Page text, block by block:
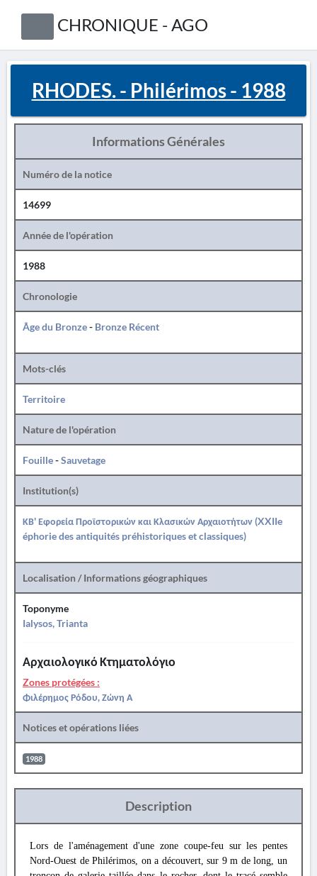
CHRONIQUE - AGO
RHODES. - Philérimos - 1988
Informations Générales
Numéro de la notice
14699
Année de l'opération
1988
Chronologie
Âge du Bronze- Bronze Récent
Mots-clés
Territoire
Nature de l'opération
Fouille-Sauvetage
Institution(s)
ΚΒ' Εφορεία Προϊστορικών και Κλασικών Αρχαιοτήτων (XXIIe
éphorie des antiquités préhistoriques et classiques)
Localisation / Informations géographiques
Toponyme
Ialysos, Trianta
Αρχαιολογικό Κτηματολόγιο
Zones protégées :
Φιλέρημος Ρόδου, Ζώνη Α
Notices et opérations liées
1988
Description
Lors de l'aménagement d'une zone coupe-feu sur les pentes
Nord-Ouest de Philérimos, on a découvert, sur 9 m de long, un